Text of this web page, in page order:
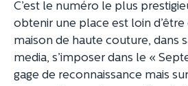
C’est le numéro le plus
obtenir une place est loin d’être
maison de haute couture, dans
media, s’imposer dans le «
gage de reconnaissance mais